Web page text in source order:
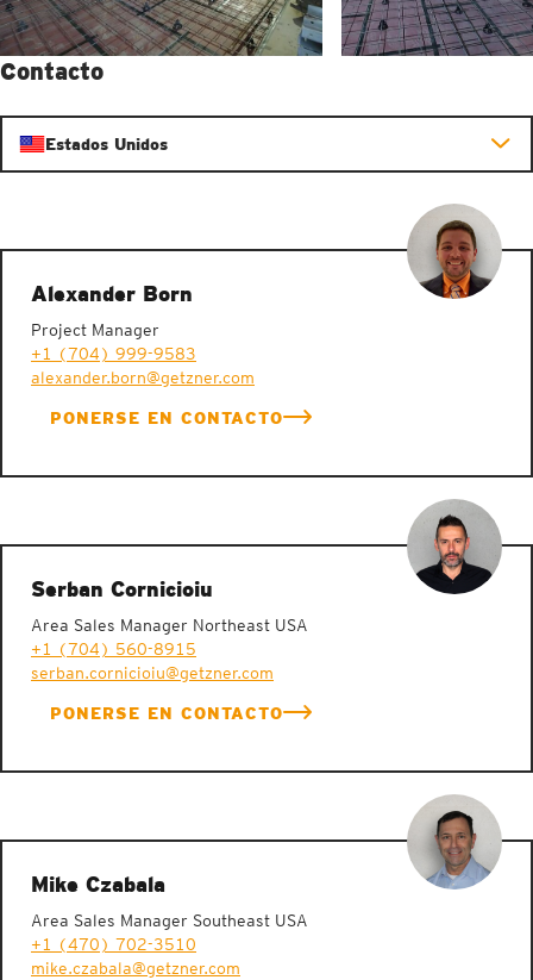
Contacto
Estados Unidos
Alexander Born
Project Manager
+1 (704) 999-9583
alexander.born@getzner.com
PONERSE EN CONTACTO
Serban Cornicioiu
Area Sales Manager Northeast USA
+1 (704) 560-8915
serban.cornicioiu@getzner.com
PONERSE EN CONTACTO
Mike Czabala
Area Sales Manager Southeast USA
+1 (470) 702-3510
mike.czabala@getzner.com